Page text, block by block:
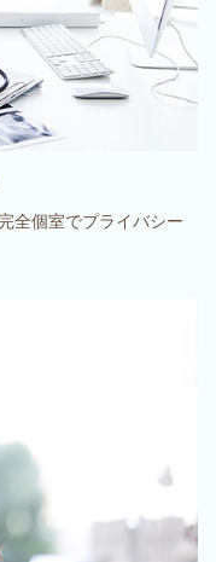
全個室でプライバシー